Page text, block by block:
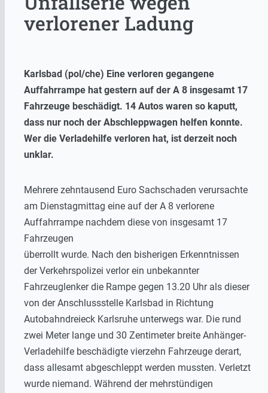
verlorener Ladung
Karlsbad (pol/che) Eine verloren gegangene
Auffahrrampe hat gestern auf der A 8 insgesamt 17
Fahrzeuge beschädigt. 14 Autos waren so kaputt,
dass nur noch der Abschleppwagen helfen konnte.
Wer die Verladehilfe verloren hat, ist derzeit noch
unklar.
Mehrere zehntausend Euro Sachschaden verursachte
am Dienstagmittag eine auf der A 8 verlorene
Auffahrrampe nachdem diese von insgesamt 17
Fahrzeugen
überrollt wurde. Nach den bisherigen Erkenntnissen
der Verkehrspolizei verlor ein unbekannter
Fahrzeuglenker die Rampe gegen 13.20 Uhr als dieser
von der Anschlussstelle Karlsbad in Richtung
Autobahndreieck Karlsruhe unterwegs war. Die rund
zwei Meter lange und 30 Zentimeter breite Anhänger-
Verladehilfe beschädigte vierzehn Fahrzeuge derart,
dass allesamt abgeschleppt werden mussten. Verletzt
wurde niemand. Während der mehrstündigen